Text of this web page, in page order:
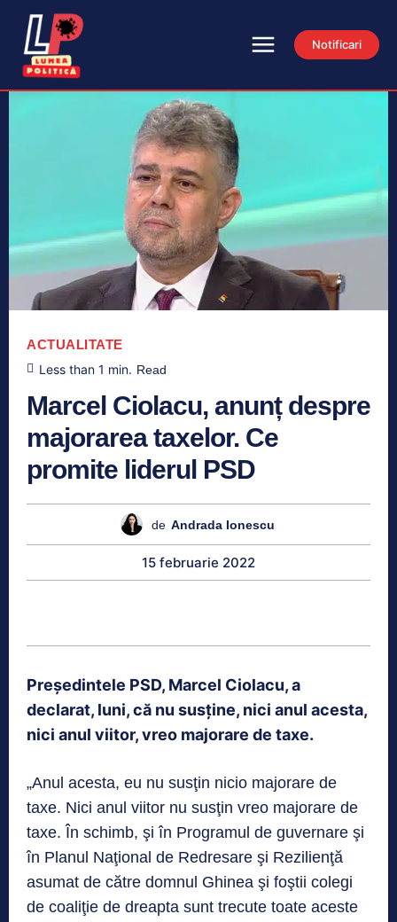
Notificari
ACTUALITATE
Less than 1 min. Read
Marcel Ciolacu, anunț despre
majorarea taxelor. Ce
promite liderul PSD
de Andrada Ionescu
15 februarie 2022
Preşedintele PSD, Marcel Ciolacu, a
declarat, luni, că nu susţine, nici anul acesta,
nici anul viitor, vreo majorare de taxe.
„Anul acesta, eu nu susţin nicio majorare de
taxe. Nici anul viitor nu susţin vreo majorare de
taxe. În schimb, şi în Programul de guvernare şi
în Planul Naţional de Redresare şi Rezilienţă
asumat de către domnul Ghinea şi foştii colegi
de coaliţie de dreapta sunt trecute toate aceste